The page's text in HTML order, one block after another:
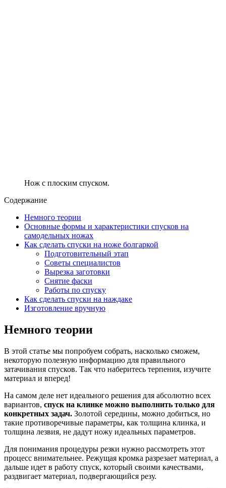
Нож с плоским спуском.
Содержание
Немного теории
Основные формы и характеристики спусков на
самодельных ножах
Как сделать спуски на ноже болгаркой
Подготовительный этап
Советы специалистов
Вырезка заготовки
Снятие фаски
Работы по спуску
Как сделать спуски на наждаке
Изготовление вручную
Немного теории
В этой статье мы попробуем собрать, насколько сможем,
некоторую полезную информацию для правильного
затачивания спусков. Так что наберитесь терпения, изучите
материал и вперед!
На самом деле нет идеального решения для абсолютно всех
вариантов, спуск на клинке можно выполнить только для
конкретных задач. Золотой середины, можно добиться, но
такие противоречивые параметры, как толщина клинка, и
толщина лезвия, не дадут ножу идеальных параметров.
Для понимания процедуры резки нужно рассмотреть этот
процесс внимательнее. Режущая кромка разрезает материал, а
дальше идет в работу спуск, который своими качествами,
раздвигает материал, подвергающийся резу.